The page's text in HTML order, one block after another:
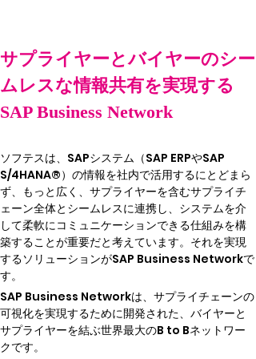
サプライヤーとバイヤーのシー
ムレスな情報共有を実現する
SAP Business Network
ソフテスは、SAPシステム（SAP ERPやSAP
S/4HANA®）の情報を社内で活用するにとどまら
ず、もっと広く、サプライヤーを含むサプライチ
ェーン全体とシームレスに連携し、システムを介
して柔軟にコミュニケーションできる仕組みを構
築することが重要だと考えています。それを実現
するソリューションがSAP Business Networkで
す。
SAP Business Networkは、サプライチェーンの
可視化を実現するために開発された、バイヤーと
サプライヤーを結ぶ世界最大のB to Bネットワー
クです。